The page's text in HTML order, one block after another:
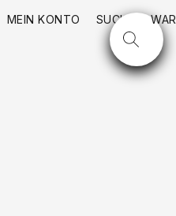
MEIN KONTO SUCHE